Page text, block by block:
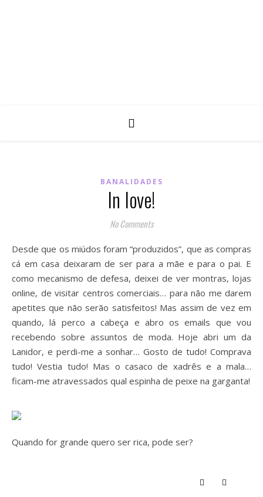
BANALIDADES
In love!
No Comments
Desde que os miúdos foram “produzidos”, que as compras
cá em casa deixaram de ser para a mãe e para o pai. E
como mecanismo de defesa, deixei de ver montras, lojas
online, de visitar centros comerciais… para não me darem
apetites que não serão satisfeitos! Mas assim de vez em
quando, lá perco a cabeça e abro os emails que vou
recebendo sobre assuntos de moda. Hoje abri um da
Lanidor, e perdi-me a sonhar… Gosto de tudo! Comprava
tudo! Vestia tudo! Mas o casaco de xadrês e a mala…
ficam-me atravessados qual espinha de peixe na garganta!
Quando for grande quero ser rica, pode ser?